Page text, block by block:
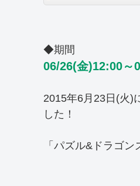
◆期間
06/26(金)12:00～
2015年6月23日(火)
した！
「パズル&ドラゴ